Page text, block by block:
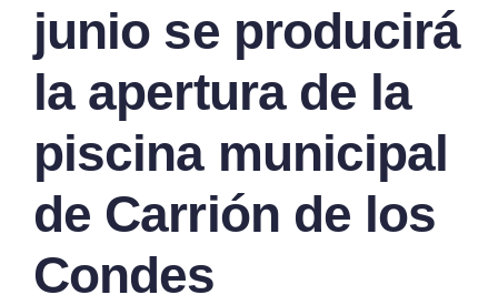
junio se producirá
la apertura de la
piscina municipal
de Carrión de los
Condes